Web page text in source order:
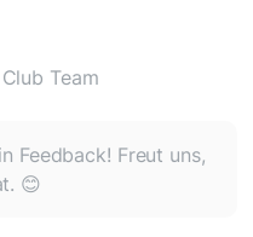
Team
Feedback! Freut uns,
😊